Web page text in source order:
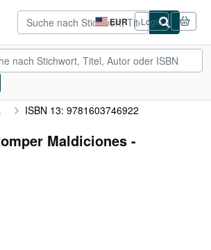
EUR
Seite
der
Einkaufseinstellungen.
Login
ISBN 13: 9781603746922
Maldiciones -